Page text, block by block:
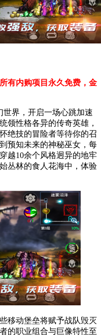
有内购项目永久免费，金
世界，开启一场心跳加速
领性格各异的传奇英雄，
绝技的冒险者等待你的召
预知未来的神秘巫女，每
越10余个风格迥异的地牢
丛林的食人花海中，体验
移动堡垒将赋予战队毁灭
的职业组合与巨像特性至